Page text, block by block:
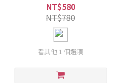
NT$580
NT$780
看其他 1 個選項